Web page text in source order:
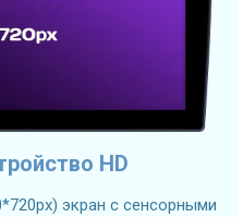
HD
экран с сенсорными